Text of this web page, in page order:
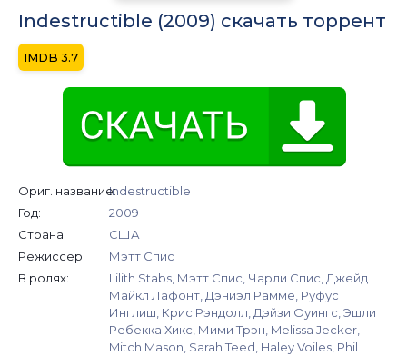
Indestructible (2009) скачать торрент
3.7
Ориг. название:Indestructible
Год:
2009
Страна:
США
Режиссер:
Мэтт Спис
В ролях:
Lilith Stabs, Мэтт Спис, Чарли Спис, Джейд
Майкл Лафонт, Дэниэл Рамме, Руфус
Инглиш, Крис Рэндолл, Дэйзи Оуингс, Эшли
Ребекка Хикс, Мими Трэн, Melissa Jecker,
Mitch Mason, Sarah Teed, Haley Voiles, Phil